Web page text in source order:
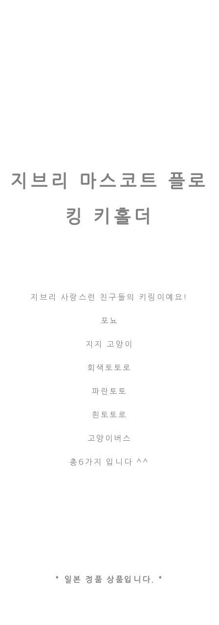
지브리 마스코트 플로
킹 키홀더
지브리 사랑스런 친구들의 키링이예요!
포뇨
지지 고양이
회색토토로
파란토토
흰토토로
고양이버스
총6가지 입니다 ^^
" 일본 정품 상품입니다. "